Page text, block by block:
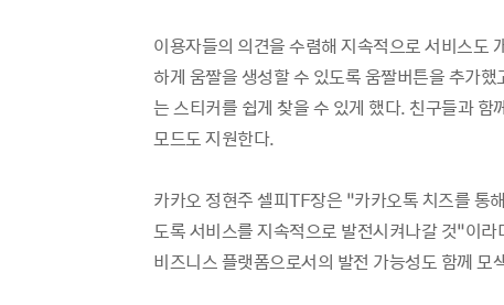
이용자들의 의견을 수렴해 지속적으로 서비스도
하게 움짤을 생성할 수 있도록 움짤버튼을 추가
는 스티커를 쉽게 찾을 수 있게 했다. 친구들과
모드도 지원한다.
카카오 정현주 셀피TF장은 “카카오톡 치즈를 통
도록 서비스를 지속적으로 발전시켜나갈 것”이
비즈니스 플랫폼으로서의 발전 가능성도 함께 모